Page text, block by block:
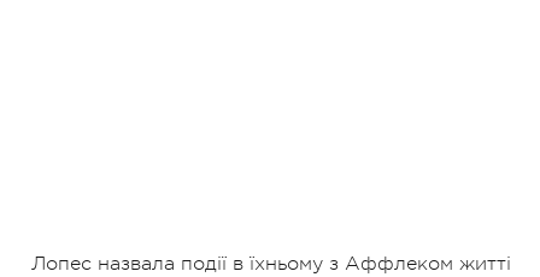
Лопес назвала події в їхньому з Аффлеком житті